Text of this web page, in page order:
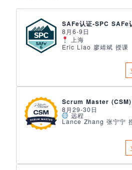
SAFe认证-SPC SAFe
8月6-9日
上海
Eric Liao 廖靖斌 授课
Scrum Master (CSM)
8月29-30日
远程
Lance Zhang 张宁宁